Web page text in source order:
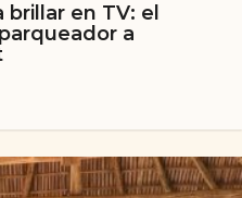
brillar en TV: el
a